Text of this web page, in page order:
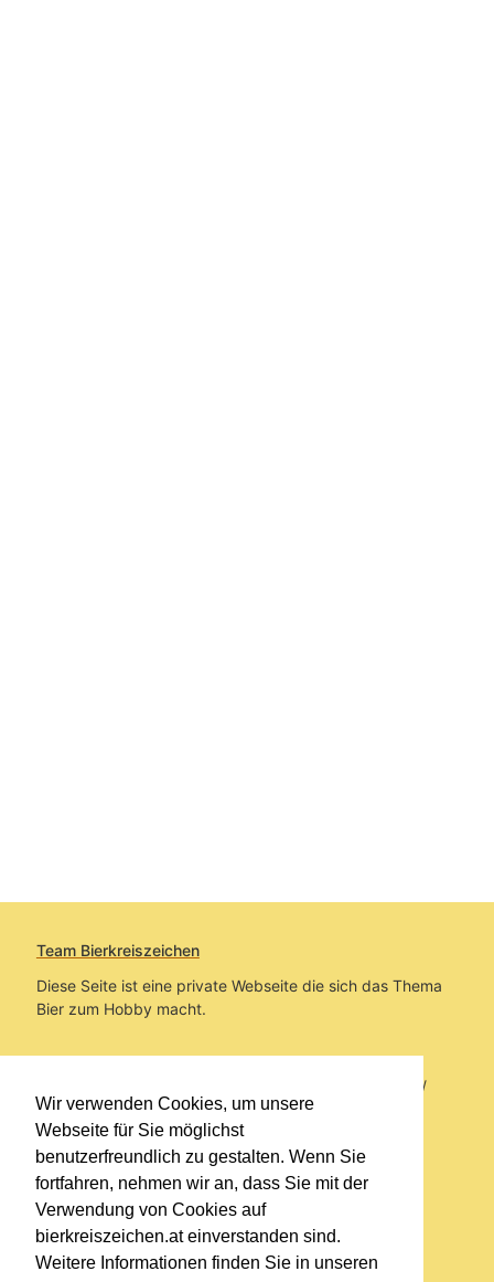
Wir verwenden Cookies, um unsere
Webseite für Sie möglichst
benutzerfreundlich zu gestalten. Wenn Sie
fortfahren, nehmen wir an, dass Sie mit der
Verwendung von Cookies auf
bierkreiszeichen.at einverstanden sind.
Weitere Informationen finden Sie in unseren
Team Bierkreiszeichen
Diese Seite ist eine private Webseite die sich das Thema
Bier zum Hobby macht.
Sie befinden sich auf https://www.bierkreiszeichen.at/
im Pfad:Übers Bier/Bierlokale
Erstellt: 2026-08-06
Links
Impressum